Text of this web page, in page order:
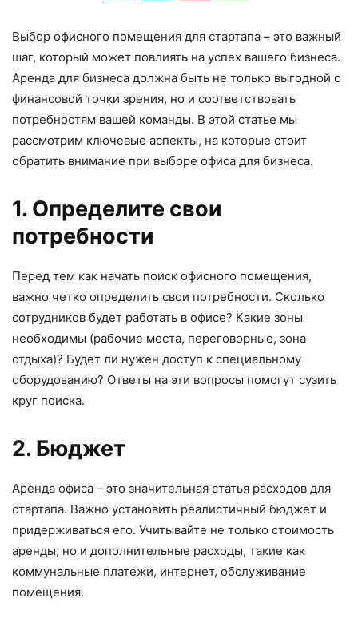
Выбор офисного помещения для стартапа – это важный
шаг, который может повлиять на успех вашего бизнеса.
Аренда для бизнеса должна быть не только выгодной с
финансовой точки зрения, но и соответствовать
потребностям вашей команды. В этой статье мы
рассмотрим ключевые аспекты, на которые стоит
обратить внимание при выборе офиса для бизнеса.
1. Определите свои
потребности
Перед тем как начать поиск офисного помещения,
важно четко определить свои потребности. Сколько
сотрудников будет работать в офисе? Какие зоны
необходимы (рабочие места, переговорные, зона
отдыха)? Будет ли нужен доступ к специальному
оборудованию? Ответы на эти вопросы помогут сузить
круг поиска.
2. Бюджет
Аренда офиса – это значительная статья расходов для
стартапа. Важно установить реалистичный бюджет и
придерживаться его. Учитывайте не только стоимость
аренды, но и дополнительные расходы, такие как
коммунальные платежи, интернет, обслуживание
помещения.